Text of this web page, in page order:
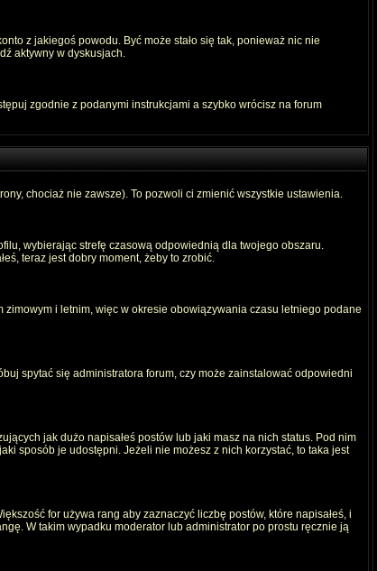
z jakiegoś powodu. Być może stało się tak, ponieważ nic nie
aktywny w dyskusjach.
zgodnie z podanymi instrukcjami a szybko wrócisz na forum
chociaż nie zawsze). To pozwoli ci zmienić wszystkie ustawienia.
wybierając strefę czasową odpowiednią dla twojego obszaru.
teraz jest dobry moment, żeby to zrobić.
i letnim, więc w okresie obowiązywania czasu letniego podane
spytać się administratora forum, czy może zainstalować odpowiedni
jak dużo napisałeś postów lub jaki masz na nich status. Pod nim
sposób je udostępni. Jeżeli nie możesz z nich korzystać, to taka jest
for używa rang aby zaznaczyć liczbę postów, które napisałeś, i
W takim wypadku moderator lub administrator po prostu ręcznie ją